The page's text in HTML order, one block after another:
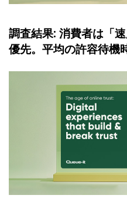
調査結果: 消費者は「
優先。平均の許容待機